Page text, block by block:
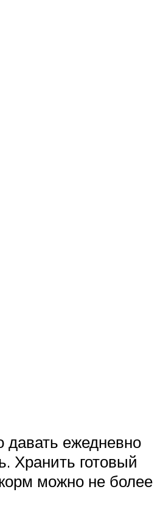
ежедневно
Хранить готовый
можно не более